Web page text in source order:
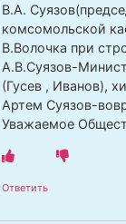
В.А.
комсомольской
В.Волочка при
А.В.Суязов-
(Гусев , Иванов),
Артем Суязов-
Уважаемое
Ответить